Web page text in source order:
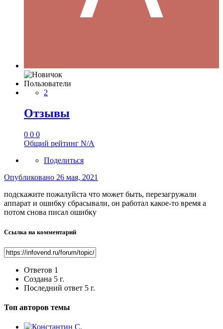
Пользователи
2
Отзывы
0 0 0
Общий рейтинг N/A
Поделиться
Опубликовано 26 мая, 2021
подскажите пожалуйста что может быть, перезагружали
аппарат и ошибку сбрасывали, он работал какое-то время а
потом снова писал ошибку
Ссылка на комментарий
Ответов 1
Создана 5 г.
Последний ответ 5 г.
Топ авторов темы